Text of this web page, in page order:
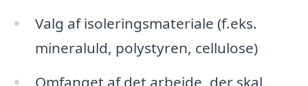
Valg af isoleringsmateriale (f.eks.
mineraluld, polystyren, cellulose)
Omfanget af det arbejde, der skal